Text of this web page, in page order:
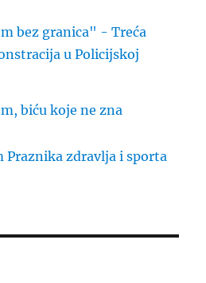
bez granica" - Treća
u Policijskoj
biću koje ne zna
Praznika zdravlja i sporta